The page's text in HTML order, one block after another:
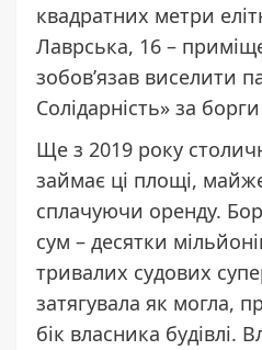
квадратних метри
Лаврська, 16 –
зобов’язав виселити
Солідарність» за
Ще з 2019 року
займає ці площі,
сплачуючи оренду.
сум – десятки
тривалих судових
затягувала як могла,
бік власника будівлі.